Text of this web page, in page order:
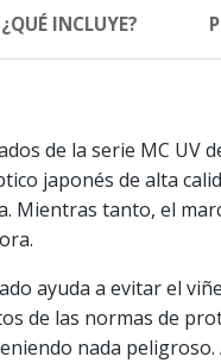
¿QUÉ INCLUYE?
de la serie MC UV
japonés de alta
Mientras tanto, el
ayuda a evitar el
de las normas de
nada